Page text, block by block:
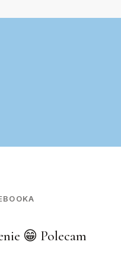
😁 Polecam